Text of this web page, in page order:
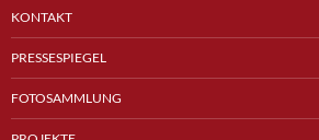
KONTAKT
PRESSESPIEGEL
FOTOSAMMLUNG